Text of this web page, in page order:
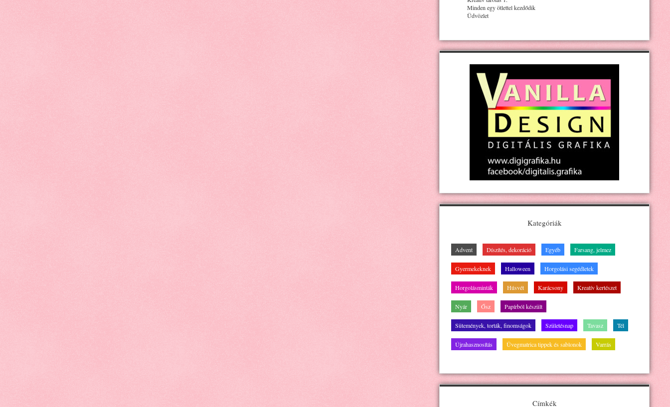
Minden egy ötlettel kezdődik
Üdvözlet
Kategóriák
Advent Díszítés, dekoráció Egyéb Farsang, jelmez
Gyermekeknek Halloween Horgolási segédletek
Horgolásminták Húsvét Karácsony Kreatív kertészet
Nyár Ősz Papírból készült
Sütemények, torták, finomságok Születésnap Tavasz Tél
Újrahasznosítás Üvegmatrica tippek és sablonok Varrás
Címkék